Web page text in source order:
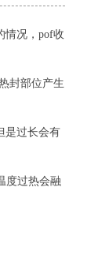
情况，pof收
封部位产生
是过长会有
度过热会融